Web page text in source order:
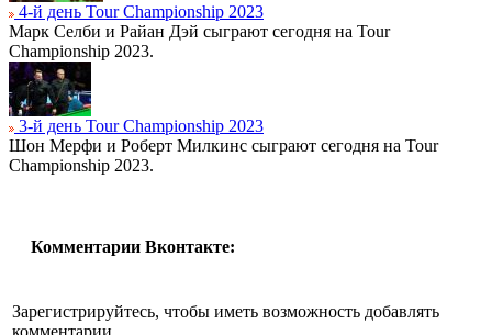
4-й день Tour Championship 2023
Марк Селби и Райан Дэй сыграют сегодня на Tour
Championship 2023.
3-й день Tour Championship 2023
Шон Мерфи и Роберт Милкинс сыграют сегодня на Tour
Championship 2023.
Комментарии Вконтакте:
Зарегистрируйтесь, чтобы иметь возможность добавлять
комментарии